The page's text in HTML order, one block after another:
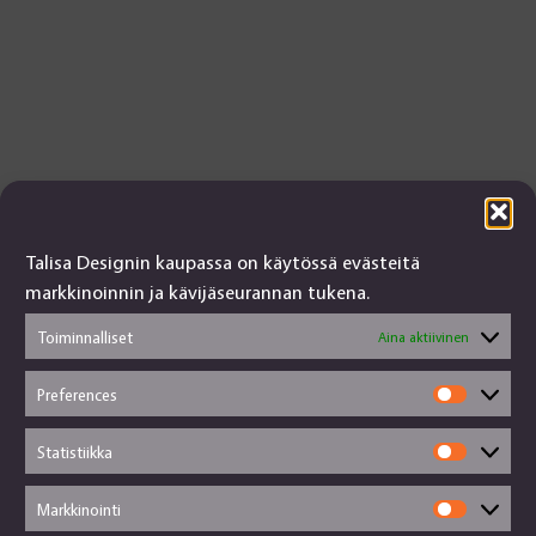
Talisa Designin kaupassa on käytössä evästeitä
markkinoinnin ja kävijäseurannan tukena.
Toiminnalliset Aina aktiivinen
Preferences
Statistiikka
Markkinointi
Talisa Design
tanjalusua@gmail.com
050-4917845
Jälleenmyyjät